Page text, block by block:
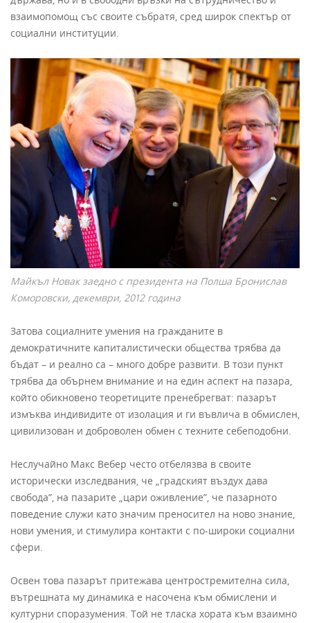
взаимопомощ със своите събратя, сред широк спектър от
социални институции.
Майкъл Новак заедно с президента на Полша Бронислав
Коморовски, декември, 2012 година
Затова социалните умения на гражданите в
демократичните капиталистически общества трябва да
бъдат – и реално са – много добре развити. В този пункт
трябва да обърнем внимание и на един аспект на пазара,
който обикновено теоретиците пренебрегват: пазарът
измъква индивидите от изолация и ги въвлича в обмислен,
цивилизован и доброволен обмен с техните себеподобни.
Неслучайно Макс Вебер често отбелязва в своите
исторически изследвания, че „градският въздух дава
свобода”, на пазарите „цари оживление”, че пазарното
поведение служи като значим преносител на ново знание,
нови умения, и стимулира контакти с по-широки социални
сфери.
Освен това пазарът притежава центростремителна сила,
вътрешната му динамика е насочена към обмислени и
културни споразумения. Той не тласка хората към взаимно